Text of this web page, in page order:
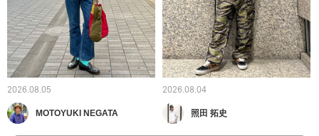
2026.08.05
MOTOYUKI NEGATA
2026.08.04
照田 拓史